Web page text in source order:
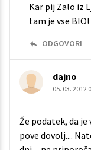
Kar pij Zalo iz
tam je vse BIO!
ODGOVORI
dajno
05. 03. 2012
Že podatek, da
pove dovolj....